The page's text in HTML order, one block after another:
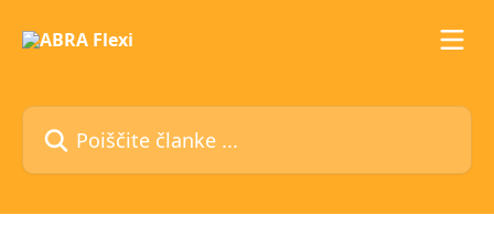
Poiščite članke ...